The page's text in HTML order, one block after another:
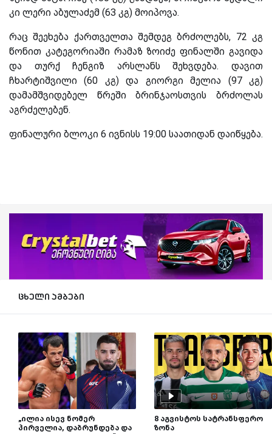
კი ლერი აბულაძემ (63 კგ) მოიპოვა.
რაც შეეხება ქართველთა შემდეგ ბრძოლებს, 72 კგ
წონით კატეგორიაში რამაზ ზოიძე ფინალში გავიდა
და თურქ ჩენგიზ არსლანს შეხვდება. დავით
ჩხარტიშვილი (60 კგ) და გიორგი მელია (97 კგ)
დამამშვიდებელ წრეში ბრინჯაოსთვის ბრძოლას
აგრძელებენ.
ფინალური ბლოკი 6 ივნისს 19:00 საათიდან დაიწყება.
ცხელი ამბები
„ილია ისევ ნომერ
პირველია, დაბრუნდება და
8 აგვისტოს სატრანსფერო
ზონა